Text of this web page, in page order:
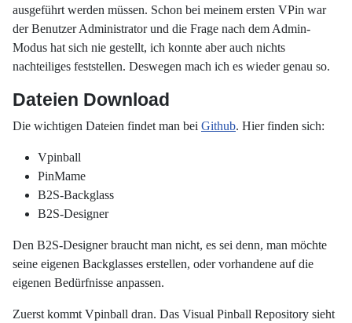
ausgeführt werden müssen. Schon bei meinem ersten VPin war
der Benutzer Administrator und die Frage nach dem Admin-
Modus hat sich nie gestellt, ich konnte aber auch nichts
nachteiliges feststellen. Deswegen mach ich es wieder genau so.
Dateien Download
Die wichtigen Dateien findet man bei Github. Hier finden sich:
Vpinball
PinMame
B2S-Backglass
B2S-Designer
Den B2S-Designer braucht man nicht, es sei denn, man möchte
seine eigenen Backglasses erstellen, oder vorhandene auf die
eigenen Bedürfnisse anpassen.
Zuerst kommt Vpinball dran. Das Visual Pinball Repository sieht